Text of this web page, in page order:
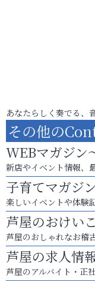
あなたらしく奏でる、
その他の
WEBマガジン
新店やイベント情報、
子育てマガジ
楽しいイベントや体験
芦屋のおけい
芦屋のおしゃれなお稽
芦屋の求人情
芦屋のアルバイト・正